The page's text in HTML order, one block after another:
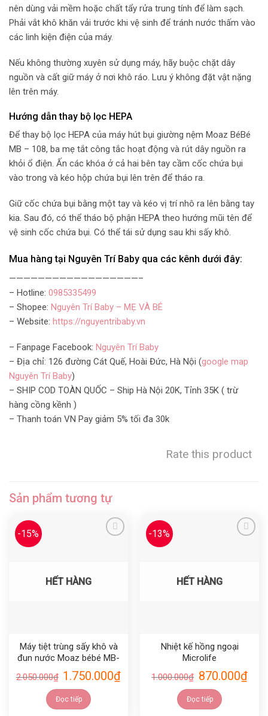
nên dùng vải mềm hoặc chất tẩy rửa trung tính để làm sạch.
Phải vắt khô khăn vải trước khi vệ sinh để tránh nước thấm vào
các linh kiện điện của máy.
Nếu không thường xuyên sử dụng máy, hãy buộc chặt dây
nguồn và cất giữ máy ở nơi khô ráo. Lưu ý không đặt vật nặng
lên trên máy.
Hướng dẫn thay bộ lọc HEPA
Để thay bộ lọc HEPA của máy hút bụi giường nệm Moaz BéBé
MB – 108, ba mẹ tắt công tắc hoạt động và rút dây nguồn ra
khỏi ổ điện. Ấn các khóa ở cả hai bên tay cầm cốc chứa bụi
vào trong và kéo hộp chứa bụi lên trên để tháo ra.
Giữ cốc chứa bụi bằng một tay và kéo vị trí nhô ra lên bằng tay
kia. Sau đó, có thể tháo bộ phận HEPA theo hướng mũi tên để
vệ sinh cốc chứa bụi. Có thể tái sử dụng sau khi sấy khô.
Mua hàng tại Nguyên Trí Baby qua các kênh dưới đây:
——————————————————–
– Hotline: 0985335499
– Shopee: Nguyên Trí Baby – MẸ VÀ BÉ
– Website: https://nguyentribaby.vn
– Fanpage Facebook: Nguyên Trí Baby
– Địa chỉ: 126 đường Cát Quế, Hoài Đức, Hà Nội (google map
Nguyên Trí Baby)
– SHIP COD TOÀN QUỐC – Ship Hà Nội 20K, Tỉnh 35K ( trừ
hàng cồng kềnh )
– Thanh toán VN Pay giảm 5% tối đa 30k
Rate this product
Sản phẩm tương tự
-15%
HẾT HÀNG
Máy tiệt trùng sấy khô và
đun nước Moaz bébé MB-
031
2.050.000₫ 1.750.000₫
Đọc tiếp
-13%
HẾT HÀNG
Nhiệt kế hồng ngoại
Microlife
1.000.000₫ 870.000₫
Đọc tiếp